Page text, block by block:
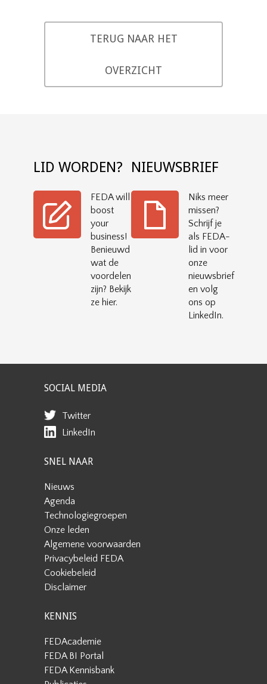
TERUG NAAR HET
OVERZICHT
LID WORDEN?
FEDA will
boost
your
business!
Benieuwd
wat de
voordelen
zijn? Bekijk
ze hier.
NIEUWSBRIEF
Niks meer
missen?
Schrijf je
als FEDA-
lid in voor
onze
nieuwsbrief
en volg
ons op
LinkedIn.
SOCIAL MEDIA
Twitter
LinkedIn
SNEL NAAR
Nieuws
Agenda
Technologiegroepen
Onze leden
Algemene voorwaarden
Privacybeleid FEDA
Cookiebeleid
Disclaimer
KENNIS
FEDAcademie
FEDA BI Portal
FEDA Kennisbank